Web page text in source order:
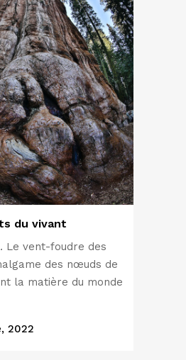
du vivant
Le vent-foudre des
des nœuds de
la matière du monde
2022